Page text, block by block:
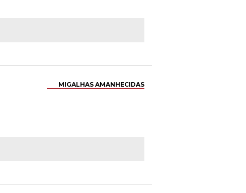
MIGALHAS AMANHECIDAS